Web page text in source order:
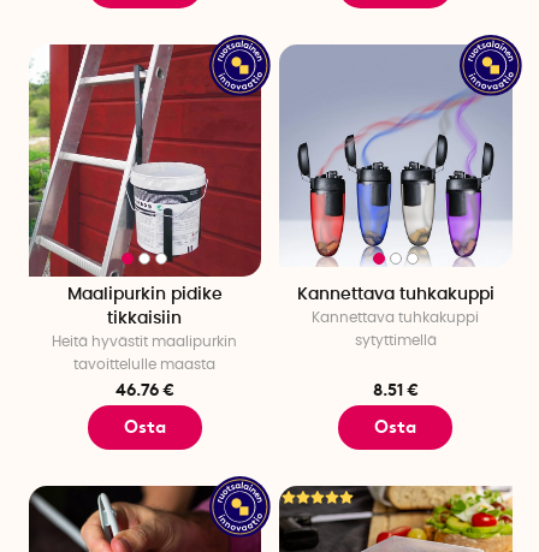
Maalipurkin pidike
tikkaisiin
Heitä hyvästit maalipurkin
tavoittelulle maasta
46.76 €
Osta
Kannettava tuhkakuppi
Kannettava tuhkakuppi
sytyttimellä
8.51 €
Osta